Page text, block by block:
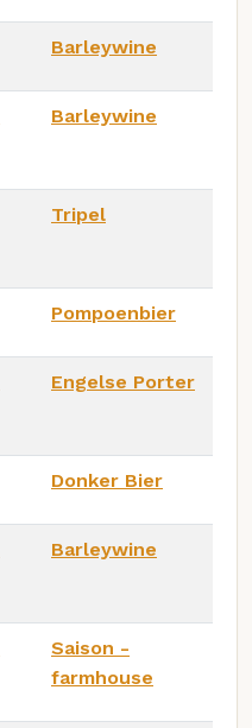
Barleywine
Barleywine
Tripel
Pompoenbier
Engelse Porter
Donker Bier
Barleywine
Saison -
farmhouse